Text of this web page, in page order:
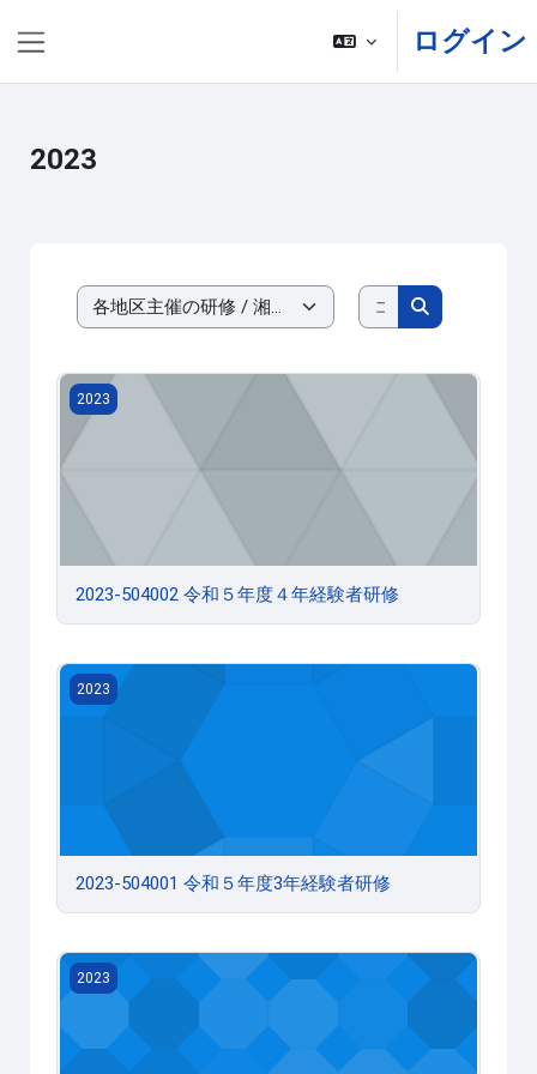
ログイン
2023
コースカテゴリ
コースを検索す
コースを検索
2023-504002 令和５年度４年経験者研修
2023
2023-504002 令和５年度４年経験者研修
2023-504001 令和５年度3年経験者研修
2023
2023-504001 令和５年度3年経験者研修
2023-504000テストコース
2023